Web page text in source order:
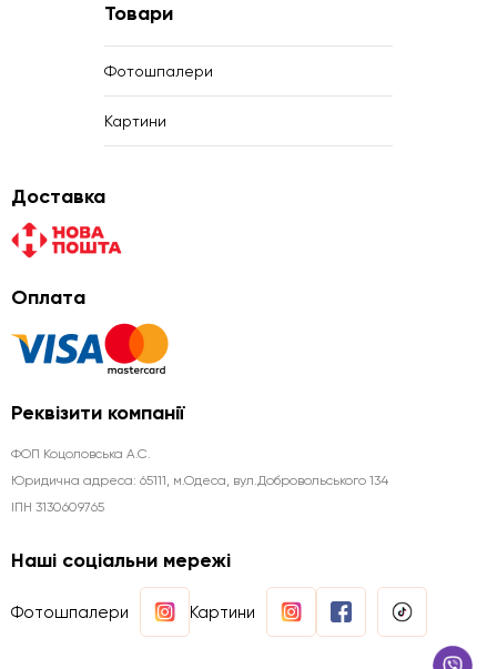
Товари
Фотошпалери
Картини
Доставка
Оплата
Реквізити компанії
ФОП Коцоловська А.С.
Юридична aдреса: 65111, м.Одеса, вул.Добровольського 134
ІПН 3130609765
Наші соціальни мережі
Фотошпалери Картини